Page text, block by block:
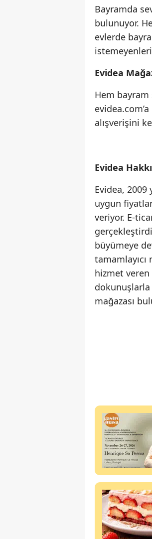
Bayramda
bulunuyor.
evlerde
Evidea
Hem bayram
alışverişini
Evidea
Evidea,
uygun
veriyor. E-
büyümeye
hizmet veren
dokunuşlarla
mağazası